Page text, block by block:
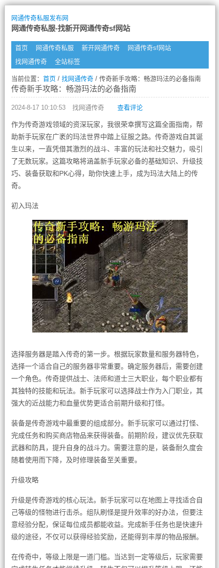
网通传奇私服发布网
网通传奇私服-找新开网通传奇sf网站
首页 网通传奇私服 新开网通传奇
网通传奇sf网站
找网通传奇
全站标签
当前位置： 首页/ 找网通传奇/ 传奇新手攻略：畅游玛法的必备指南
传奇新手攻略：畅游玛法的必备指南
2024-8-17 10:10:53 找网通传奇 查看评论
作为传奇游戏领域的资深玩家，我很荣幸撰写这篇全面指南，帮
助新手玩家在广袤的玛法世界中踏上征服之路。传奇游戏自其诞
生以来，一直凭借其激烈的战斗、丰富的玩法和社交魅力，吸引
了无数玩家。这篇攻略将涵盖新手玩家必备的基础知识、升级技
巧、装备获取和PK心得，助你快速上手，成为玛法大陆上的传
奇。
初入玛法
选择服务器是踏入传奇的第一步。根据玩家数量和服务器特色，
选择一个适合自己的服务器非常重要。确定服务器后，需要创建
一个角色。传奇提供战士、法师和道士三大职业，每个职业都有
其独特的技能和玩法。新手玩家可以选择战士作为入门职业，其
强大的近战能力和血量优势更适合前期升级和打怪。
装备是传奇游戏中最重要的组成部分。新手玩家可以通过打怪、
完成任务和购买商店物品来获得装备。前期阶段，建议优先获取
武器和防具，提升自身的战斗力。需要注意的是，装备耐久度会
随着使用而下降，及时修理装备至关重要。
升级攻略
升级是传奇游戏的核心玩法。新手玩家可以在地图上寻找适合自
己等级的怪物进行击杀。组队刷怪是提升效率的好办法，但要注
意经验分配，保证每位成员都能收益。完成新手任务也是快速升
级的途径，不仅可以获得经验奖励，还能得到丰厚的物品报酬。
在传奇中，等级上限是一道门槛。当达到一定等级后，玩家需要